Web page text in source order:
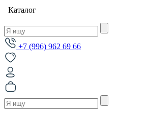
Каталог
+7 (996) 962 69 66